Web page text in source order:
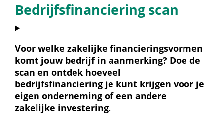
Bedrijfsfinanciering scan
Voor welke zakelijke financieringsvormen
komt jouw bedrijf in aanmerking? Doe de
scan en ontdek hoeveel
bedrijfsfinanciering je kunt krijgen voor je
eigen onderneming of een andere
zakelijke investering.